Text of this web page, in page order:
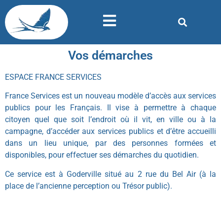
Vos démarches
ESPACE FRANCE SERVICES
France Services est un nouveau modèle d’accès aux services
publics pour les Français. Il vise à permettre à chaque
citoyen quel que soit l’endroit où il vit, en ville ou à la
campagne, d’accéder aux services publics et d’être accueilli
dans un lieu unique, par des personnes formées et
disponibles, pour effectuer ses démarches du quotidien.
Ce service est à Goderville situé au 2 rue du Bel Air (à la
place de l’ancienne perception ou Trésor public).